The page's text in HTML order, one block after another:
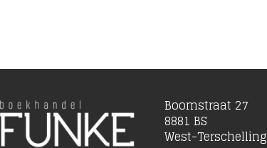
Boomstraat 27
8881 BS
West-Terschelling